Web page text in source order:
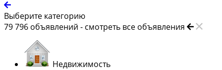
Выберите категорию
79 796 объявлений - смотреть все объявления
Недвижимость